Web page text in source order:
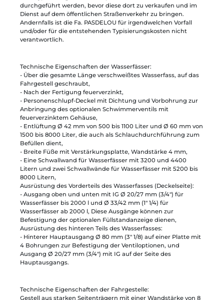
durchgeführt werden, bevor diese dort zu verkaufen und im
Dienst auf dem öffentlichen Straßenverkehr zu bringen.
Andernfalls ist die Fa. PASDELOU für irgendwelchen Vorfall
und/oder für die entstehenden Typisierungskosten nicht
verantwortlich.
Technische Eigenschaften der Wasserfässer:
- Über die gesamte Länge verschweißtes Wasserfass, auf das
Fahrgestell geschraubt,
- Nach der Fertigung feuerverzinkt,
- Personenschlupf-Deckel mit Dichtung und Vorbohrung zur
Anbringung des optionalen Schwimmerventils mit
feuerverzinktem Gehäuse,
- Entlüftung Ø 42 mm von 500 bis 1100 Liter und Ø 60 mm von
1500 bis 8000 Liter, die auch als Schlauchdurchführung zum
Befüllen dient,
- Breite Füße mit Verstärkungsplatte, Wandstärke 4 mm,
- Eine Schwallwand für Wasserfässer mit 3200 und 4400
Litern und zwei Schwallwände für Wasserfässer mit 5200 bis
8000 Litern,
Ausrüstung des Vorderteils des Wasserfasses (Deckelseite):
- Ausgang oben und unten mit IG Ø 20/27 mm (3/4") für
Wasserfässer bis 2000 l und Ø 33/42 mm (1" 1/4) für
Wasserfässer ab 2000 l, Diese Ausgänge können zur
Befestigung der optionalen Füllstandanzeige dienen,
Ausrüstung des hinteren Teils des Wasserfasses:
- Hinterer Hauptausgang Ø 80 mm (3" 1/8) auf einer Platte mit
4 Bohrungen zur Befestigung der Ventiloptionen, und
Ausgang Ø 20/27 mm (3/4") mit IG auf der Seite des
Hauptausgangs.
Technische Eigenschaften der Fahrgestelle:
Gestell aus starken Seitenträgern mit einer Wandstärke von 8